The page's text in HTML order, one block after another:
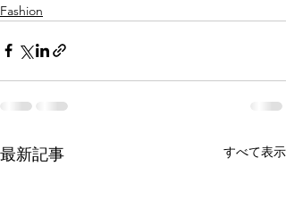
Fashion
最新記事 すべて表示